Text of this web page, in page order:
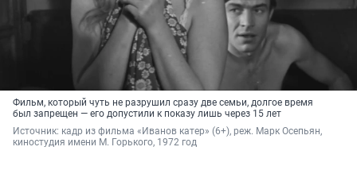
Фильм, который чуть не разрушил сразу две семьи, долгое время
был запрещен — его допустили к показу лишь через 15 лет
Источник: кадр из фильма «Иванов катер» (6+), реж. Марк Осепьян,
киностудия имени М. Горького, 1972 год